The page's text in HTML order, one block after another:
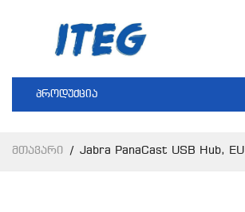
პროდუქცია
Მთავარი Jabra PanaCast USB Hub, EU